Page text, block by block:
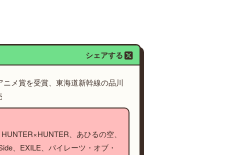
シェアする
ニメ賞を受賞、東海道新幹線の品川
、あひるの空、
、EXILE、パイレーツ・オブ・